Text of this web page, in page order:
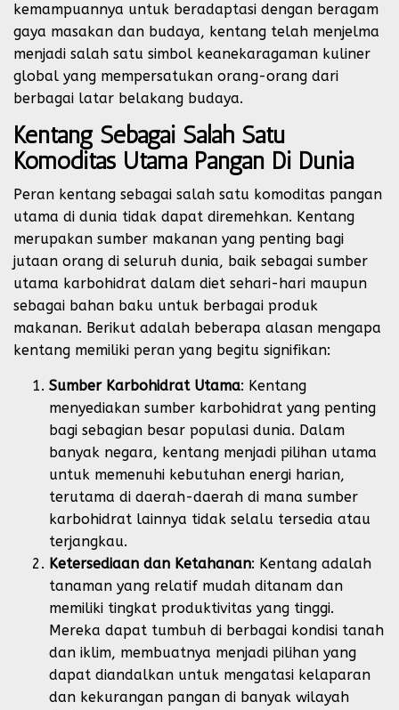
kemampuannya untuk beradaptasi dengan beragam
gaya masakan dan budaya, kentang telah menjelma
menjadi salah satu simbol keanekaragaman kuliner
global yang mempersatukan orang-orang dari
berbagai latar belakang budaya.
Kentang Sebagai Salah Satu
Komoditas Utama Pangan Di Dunia
Peran kentang sebagai salah satu komoditas pangan
utama di dunia tidak dapat diremehkan. Kentang
merupakan sumber makanan yang penting bagi
jutaan orang di seluruh dunia, baik sebagai sumber
utama karbohidrat dalam diet sehari-hari maupun
sebagai bahan baku untuk berbagai produk
makanan. Berikut adalah beberapa alasan mengapa
kentang memiliki peran yang begitu signifikan:
Sumber Karbohidrat Utama: Kentang
menyediakan sumber karbohidrat yang penting
bagi sebagian besar populasi dunia. Dalam
banyak negara, kentang menjadi pilihan utama
untuk memenuhi kebutuhan energi harian,
terutama di daerah-daerah di mana sumber
karbohidrat lainnya tidak selalu tersedia atau
terjangkau.
Ketersediaan dan Ketahanan: Kentang adalah
tanaman yang relatif mudah ditanam dan
memiliki tingkat produktivitas yang tinggi.
Mereka dapat tumbuh di berbagai kondisi tanah
dan iklim, membuatnya menjadi pilihan yang
dapat diandalkan untuk mengatasi kelaparan
dan kekurangan pangan di banyak wilayah